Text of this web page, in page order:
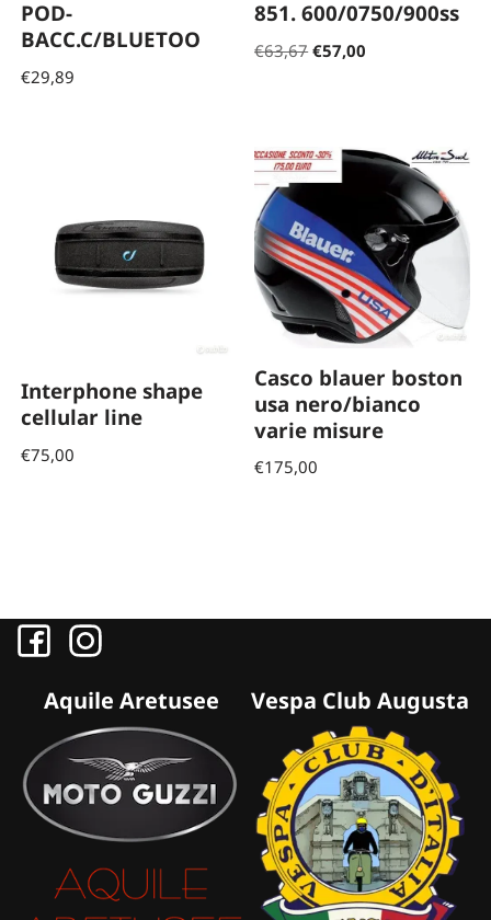
POD-
BACC.C/BLUETOO
€29,89
851. 600/0750/900ss
€63,67 €57,00
Interphone shape
cellular line
€75,00
Casco blauer boston
usa nero/bianco
varie misure
€175,00
Aquile Aretusee Vespa Club Augusta